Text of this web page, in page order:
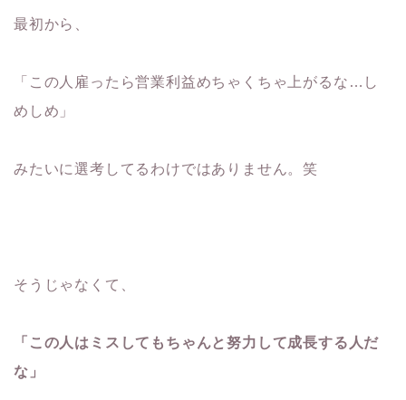
最初から、
「この人雇ったら営業利益めちゃくちゃ上がるな…し
めしめ」
みたいに選考してるわけではありません。笑
そうじゃなくて、
「この人はミスしてもちゃんと努力して成長する人だ
な」